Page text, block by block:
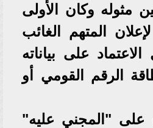
مثوله وكان الأولى
المتهم الغائب
على بياناته
الرقم القومي أو
على "المجني عليه"